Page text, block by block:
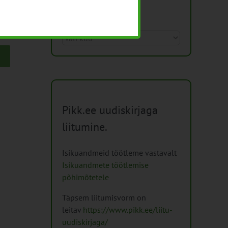
Arhiiv
Pikk.ee uudiskirjaga
liitumine.
Isikuandmeid töötleme vastavalt
Isikuandmete töötlemise
põhimõtetele
Täpsem liitumisvorm on
leitav https://www.pikk.ee/liitu-
uudiskirjaga/